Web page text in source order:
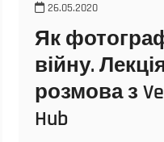
26.05.2020
Як
війну.
розмова з
Hub